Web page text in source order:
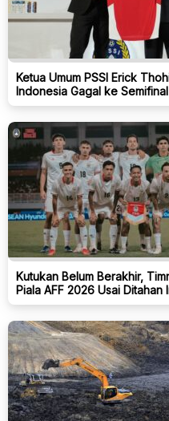
Ketua Umum PSSI Erick
Indonesia Gagal ke
Kutukan Belum Berakhir,
Piala AFF 2026 Usai Ditahan